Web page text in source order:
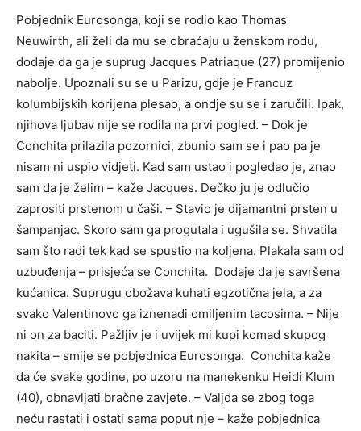
Pobjednik Eurosonga, koji se rodio kao Thomas
Neuwirth, ali želi da mu se obraćaju u ženskom rodu,
dodaje da ga je suprug Jacques Patriaque (27) promijenio
nabolje. Upoznali su se u Parizu, gdje je Francuz
kolumbijskih korijena plesao, a ondje su se i zaručili. Ipak,
njihova ljubav nije se rodila na prvi pogled. – Dok je
Conchita prilazila pozornici, zbunio sam se i pao pa je
nisam ni uspio vidjeti. Kad sam ustao i pogledao je, znao
sam da je želim – kaže Jacques. Dečko ju je odlučio
zaprositi prstenom u čaši. – Stavio je dijamantni prsten u
šampanjac. Skoro sam ga progutala i ugušila se. Shvatila
sam što radi tek kad se spustio na koljena. Plakala sam od
uzbuđenja – prisjeća se Conchita. Dodaje da je savršena
kućanica. Suprugu obožava kuhati egzotična jela, a za
svako Valentinovo ga iznenadi omiljenim tacosima. – Nije
ni on za baciti. Pažljiv je i uvijek mi kupi komad skupog
nakita – smije se pobjednica Eurosonga. Conchita kaže
da će svake godine, po uzoru na manekenku Heidi Klum
(40), obnavljati bračne zavjete. – Valjda se zbog toga
neću rastati i ostati sama poput nje – kaže pobjednica